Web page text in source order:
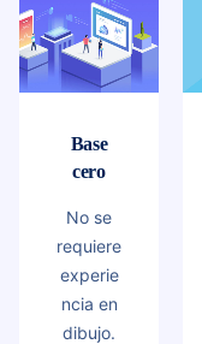
Base
cero
No se
requiere
experie
ncia en
dibujo.